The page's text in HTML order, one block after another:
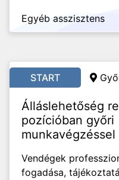
Egyéb asszisztens
START
Álláslehetőség
pozícióban győri
munkavégzéssel
Vendégek
fogadása,